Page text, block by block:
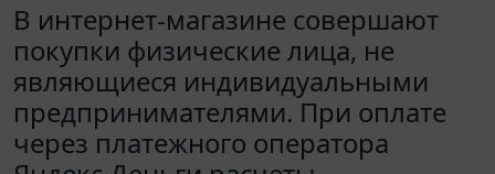
В интернет-магазине совершают
покупки физические лица, не
являющиеся индивидуальными
предпринимателями. При оплате
через платежного оператора